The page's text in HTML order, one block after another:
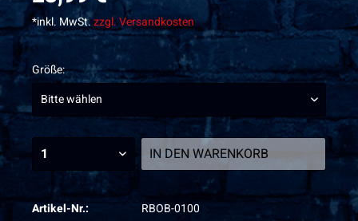
*inkl. MwSt.zzgl. Versandkosten
Größe:
IN DEN WARENKORB
Artikel-Nr.: RBOB-0100